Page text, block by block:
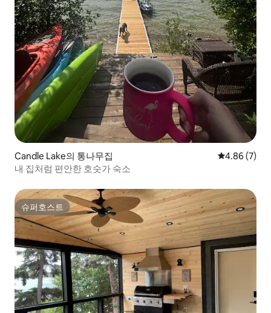
Candle Lake의 통나무집 평점 4.86점
4.86 (7)
내 집처럼 편안한 호숫가 숙소
슈퍼호스트
슈퍼호스트